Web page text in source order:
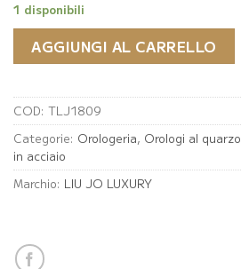
1 disponibili
AGGIUNGI AL CARRELLO
COD: TLJ1809
Categorie: Orologeria, Orologi al quarzo
in acciaio
Marchio: LIU JO LUXURY